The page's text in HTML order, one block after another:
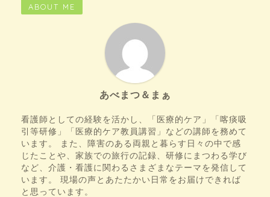
ABOUT ME
あべまつ＆まぁ
看護師としての経験を活かし、「医療的ケア」「喀痰吸
引等研修」「医療的ケア教員講習」などの講師を務めて
います。 また、障害のある両親と暮らす日々の中で感
じたことや、家族での旅行の記録、研修にまつわる学び
など、介護・看護に関わるさまざまなテーマを発信して
います。 現場の声とあたたかい日常をお届けできれば
と思っています。